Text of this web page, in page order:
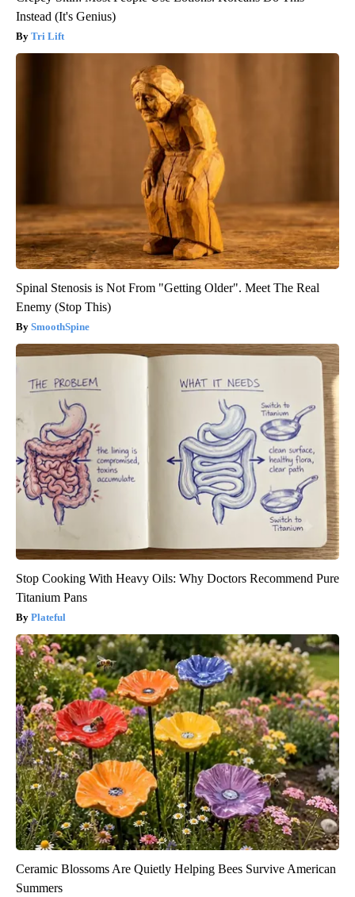
Instead (It's Genius)
Tri Lift
Spinal Stenosis is Not From "Getting Older". Meet The Real
Enemy (Stop This)
SmoothSpine
Stop Cooking With Heavy Oils: Why Doctors Recommend Pure
Titanium Pans
Plateful
Ceramic Blossoms Are Quietly Helping Bees Survive American
Summers